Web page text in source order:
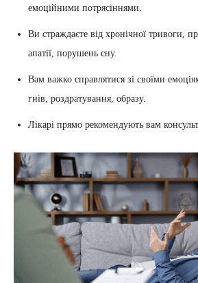
емоційними потрясіннями.
Ви страждаєте від хронічної тривоги,
апатії, порушень сну.
Вам важко справлятися зі своїми
гнів, роздратування, образу.
Лікарі прямо рекомендують вам